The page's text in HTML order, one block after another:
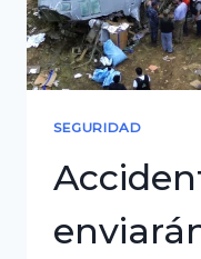
Dubái
y
Qatar
SEGURIDAD